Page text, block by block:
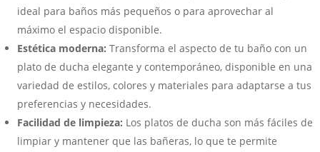
ideal para baños más pequeños o para aprovechar al
máximo el espacio disponible.
Estética moderna: Transforma el aspecto de tu baño con un
plato de ducha elegante y contemporáneo, disponible en una
variedad de estilos, colores y materiales para adaptarse a tus
preferencias y necesidades.
Facilidad de limpieza: Los platos de ducha son más fáciles de
limpiar y mantener que las bañeras, lo que te permite